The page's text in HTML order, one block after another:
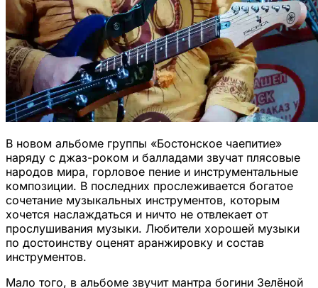
В новом альбоме группы «Бостонское чаепитие»
наряду с джаз-роком и балладами звучат плясовые
народов мира, горловое пение и инструментальные
композиции. В последних прослеживается богатое
сочетание музыкальных инструментов, которым
хочется наслаждаться и ничто не отвлекает от
прослушивания музыки. Любители хорошей музыки
по достоинству оценят аранжировку и состав
инструментов.
Мало того, в альбоме звучит мантра богини Зелёной